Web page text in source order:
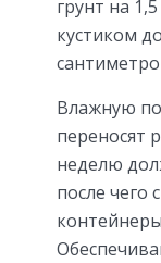
грунт на
кустиком
Влажную
переносят
неделю
после чего